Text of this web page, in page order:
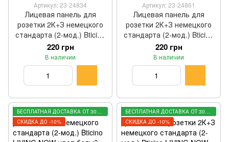
Артикул: 23-24834
Лицевая панель для
розетки 2К+З немецкого
стандарта (2-мод.) Bticino
LIVING NOW цвет
песочный KM04
220 грн
В наличии
Артикул: 23-24861
Лицевая панель для
розетки 2К+З немецкого
стандарта (2-мод.) Bticino
LIVING NOW цвет черный
KG04
220 грн
В наличии
БЕСПЛАТНАЯ ДОСТАВКА ОТ 3000 ГРН
СКИДКА ДО -10%
БЕСПЛАТНАЯ ДОСТАВКА ОТ 3000 ГРН
СКИДКА ДО -10%